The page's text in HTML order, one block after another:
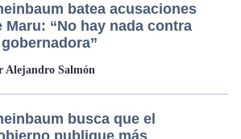
batea acusaciones
Maru: “No hay nada contra
gobernadora”
Alejandro Salmón
busca que el